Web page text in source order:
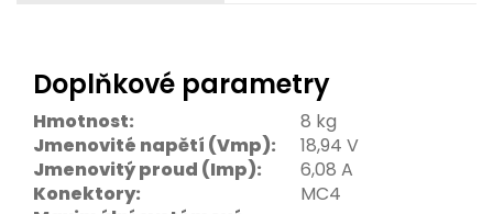
Doplňkové parametry
Hmotnost:
8 kg
Jmenovité napětí (Vmp):
18,94 V
Jmenovitý proud (Imp):
6,08 A
Konektory:
MC4